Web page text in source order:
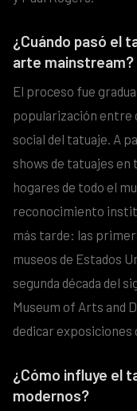
¿Cuándo pasó el
arte mainstream?
El proceso fue
popularización entre
social del tatuaje. A
shows de tatuajes
hogares de todo el
reconocimiento
más tarde: las
museos de Estados
segunda década del
Museum of Arts and
dedicar exposiciones
¿Cómo influye el
modernos?